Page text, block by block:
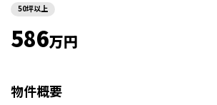
50坪以上
586万円
物件概要